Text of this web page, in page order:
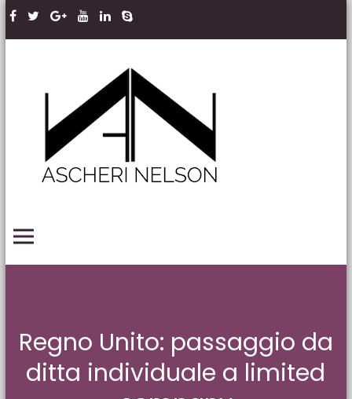
Skip to content
Regno Unito: passaggio da
ditta individuale a limited